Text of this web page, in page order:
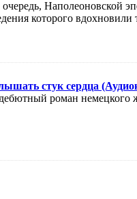
Наполеоновской
которого
стук сердца
роман